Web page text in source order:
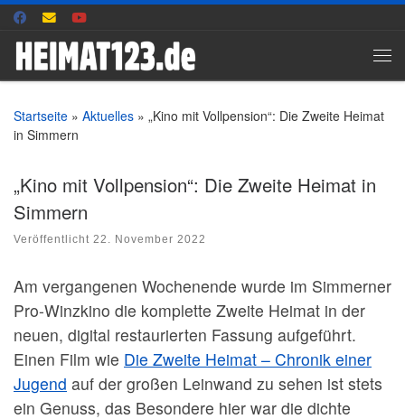
Zum Inhalt springen
Startseite » Aktuelles » „Kino mit Vollpension“: Die Zweite Heimat
in Simmern
„Kino mit Vollpension“: Die Zweite Heimat in
Simmern
Veröffentlicht 22. November 2022
Am vergangenen Wochenende wurde im Simmerner
Pro-Winzkino die komplette Zweite Heimat in der
neuen, digital restaurierten Fassung aufgeführt.
Einen Film wie Die Zweite Heimat – Chronik einer
Jugend auf der großen Leinwand zu sehen ist stets
ein Genuss, das Besondere hier war die dichte